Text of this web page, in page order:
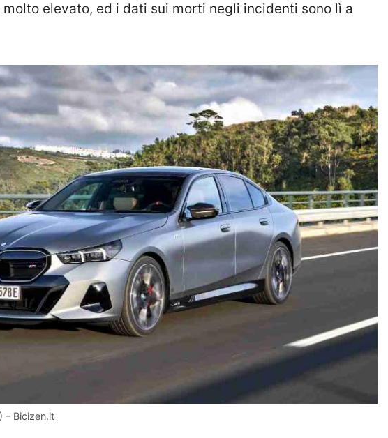
elevato, ed i dati sui morti negli incidenti sono lì a
– Bicizen.it